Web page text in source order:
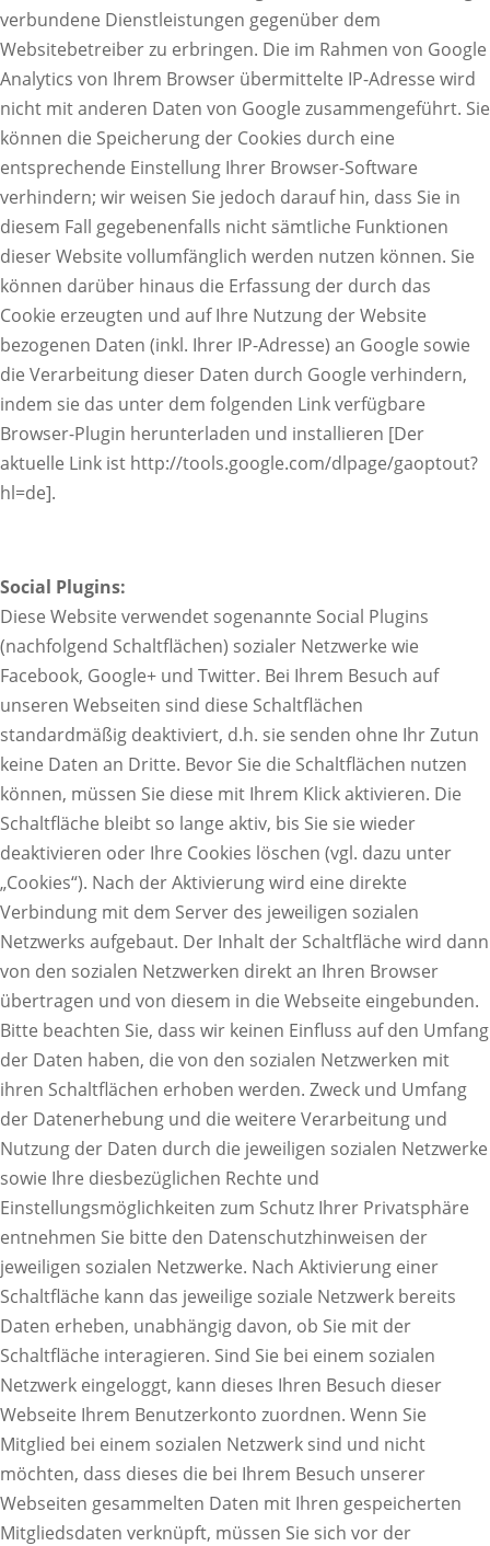
verbundene Dienstleistungen gegenüber dem
Websitebetreiber zu erbringen. Die im Rahmen von Google
Analytics von Ihrem Browser übermittelte IP-Adresse wird
nicht mit anderen Daten von Google zusammengeführt. Sie
können die Speicherung der Cookies durch eine
entsprechende Einstellung Ihrer Browser-Software
verhindern; wir weisen Sie jedoch darauf hin, dass Sie in
diesem Fall gegebenenfalls nicht sämtliche Funktionen
dieser Website vollumfänglich werden nutzen können. Sie
können darüber hinaus die Erfassung der durch das
Cookie erzeugten und auf Ihre Nutzung der Website
bezogenen Daten (inkl. Ihrer IP-Adresse) an Google sowie
die Verarbeitung dieser Daten durch Google verhindern,
indem sie das unter dem folgenden Link verfügbare
Browser-Plugin herunterladen und installieren [Der
aktuelle Link ist http://tools.google.com/dlpage/gaoptout?
hl=de].
Social Plugins:
Diese Website verwendet sogenannte Social Plugins
(nachfolgend Schaltflächen) sozialer Netzwerke wie
Facebook, Google+ und Twitter. Bei Ihrem Besuch auf
unseren Webseiten sind diese Schaltflächen
standardmäßig deaktiviert, d.h. sie senden ohne Ihr Zutun
keine Daten an Dritte. Bevor Sie die Schaltflächen nutzen
können, müssen Sie diese mit Ihrem Klick aktivieren. Die
Schaltfläche bleibt so lange aktiv, bis Sie sie wieder
deaktivieren oder Ihre Cookies löschen (vgl. dazu unter
„Cookies“). Nach der Aktivierung wird eine direkte
Verbindung mit dem Server des jeweiligen sozialen
Netzwerks aufgebaut. Der Inhalt der Schaltfläche wird dann
von den sozialen Netzwerken direkt an Ihren Browser
übertragen und von diesem in die Webseite eingebunden.
Bitte beachten Sie, dass wir keinen Einfluss auf den Umfang
der Daten haben, die von den sozialen Netzwerken mit
ihren Schaltflächen erhoben werden. Zweck und Umfang
der Datenerhebung und die weitere Verarbeitung und
Nutzung der Daten durch die jeweiligen sozialen Netzwerke
sowie Ihre diesbezüglichen Rechte und
Einstellungsmöglichkeiten zum Schutz Ihrer Privatsphäre
entnehmen Sie bitte den Datenschutzhinweisen der
jeweiligen sozialen Netzwerke. Nach Aktivierung einer
Schaltfläche kann das jeweilige soziale Netzwerk bereits
Daten erheben, unabhängig davon, ob Sie mit der
Schaltfläche interagieren. Sind Sie bei einem sozialen
Netzwerk eingeloggt, kann dieses Ihren Besuch dieser
Webseite Ihrem Benutzerkonto zuordnen. Wenn Sie
Mitglied bei einem sozialen Netzwerk sind und nicht
möchten, dass dieses die bei Ihrem Besuch unserer
Webseiten gesammelten Daten mit Ihren gespeicherten
Mitgliedsdaten verknüpft, müssen Sie sich vor der